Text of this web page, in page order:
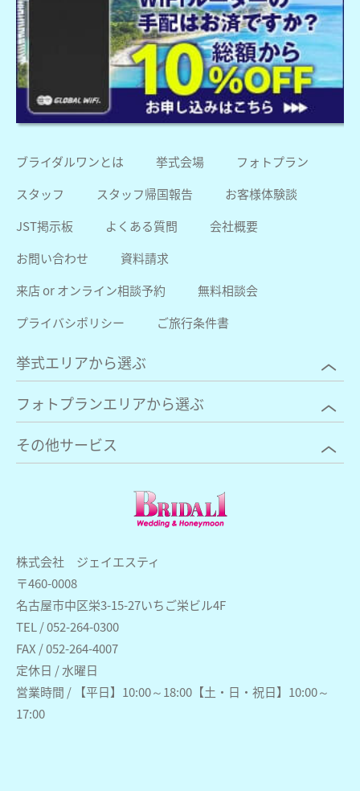
株式会社 ジェイエスティ
〒460-0008
名古屋市中区栄3-15-27いちご栄ビル4F
TEL / 052-264-0300
FAX / 052-264-4007
定休日 / 水曜日
営業時間 / 【平日】10:00～18:00【土・日・祝日】10:00～
17:00
ブライダルワンとは 挙式会場
フォトプラン
スタッフ
スタッフ帰国報告
お客様体験談
JST掲示板
よくある質問
会社概要
お問い合わせ
資料請求
来店 or オンライン相談予約
無料相談会
プライバシポリシー
ご旅行条件書
挙式エリアから選ぶ
フォトプランエリアから選ぶ
その他サービス